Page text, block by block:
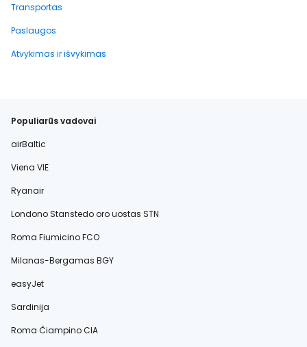
Transportas
Paslaugos
Atvykimas ir išvykimas
Populiarūs vadovai
airBaltic
Viena VIE
Ryanair
Londono Stanstedo oro uostas STN
Roma Fiumicino FCO
Milanas-Bergamas BGY
easyJet
Sardinija
Roma Čiampino CIA